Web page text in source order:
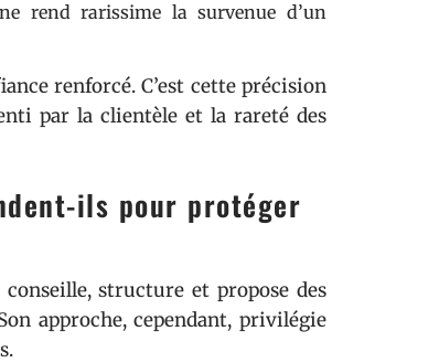
rend rarissime la survenue d’un
renforcé. C’est cette précision
par la clientèle et la rareté des
ils pour protéger
structure et propose des
approche, cependant, privilégie